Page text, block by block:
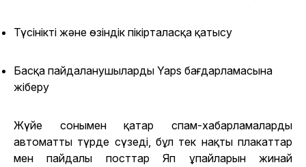
Түсінікті және өзіндік пікірталасқа қатысу
Басқа пайдаланушыларды Yaps бағдарламасына
жіберу
Жүйе сонымен қатар спам-хабарламаларды
автоматты түрде сүзеді, бұл тек нақты плакаттар
мен пайдалы посттар Яп ұпайларын жинай